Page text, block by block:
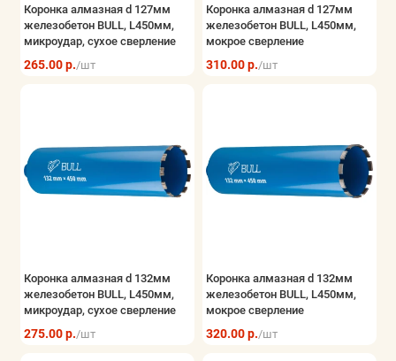
Коронка алмазная d 127мм
железобетон BULL, L450мм,
микроудар, сухое сверление
265.00 р./шт
Коронка алмазная d 127мм
железобетон BULL, L450мм,
мокрое сверление
310.00 р./шт
Коронка алмазная d 132мм
железобетон BULL, L450мм,
микроудар, сухое сверление
275.00 р./шт
Коронка алмазная d 132мм
железобетон BULL, L450мм,
мокрое сверление
320.00 р./шт